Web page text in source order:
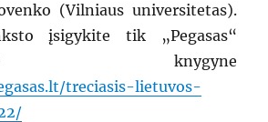
(Vilniaus universitetas).
įsigykite tik „Pegasas“
knygyne
treciasis-lietuvos-